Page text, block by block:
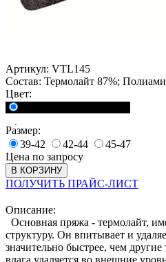
Артикул: VTL145
Состав: Термолайт 87%;
Цвет:
Размер:
39-42
42-44
45-47
Цена по запросу
В КОРЗИНУ
ПОЛУЧИТЬ ПРАЙС-ЛИСТ
Описание:
Основная пряжа - термолайт,
структуру. Он впитывает и
значительно быстрее, чем